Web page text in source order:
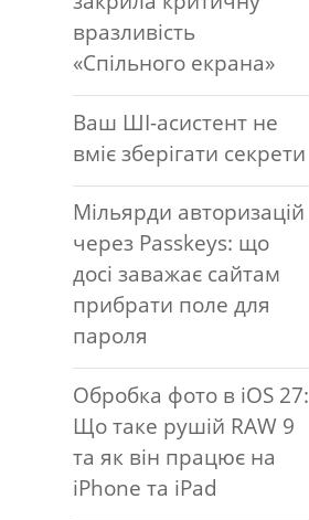
вразливість
«Спільного екрана»
Ваш ШІ-асистент не
вміє зберігати секрети
Мільярди авторизацій
через Passkeys: що
досі заважає сайтам
прибрати поле для
пароля
Обробка фото в iOS 27:
Що таке рушій RAW 9
та як він працює на
iPhone та iPad